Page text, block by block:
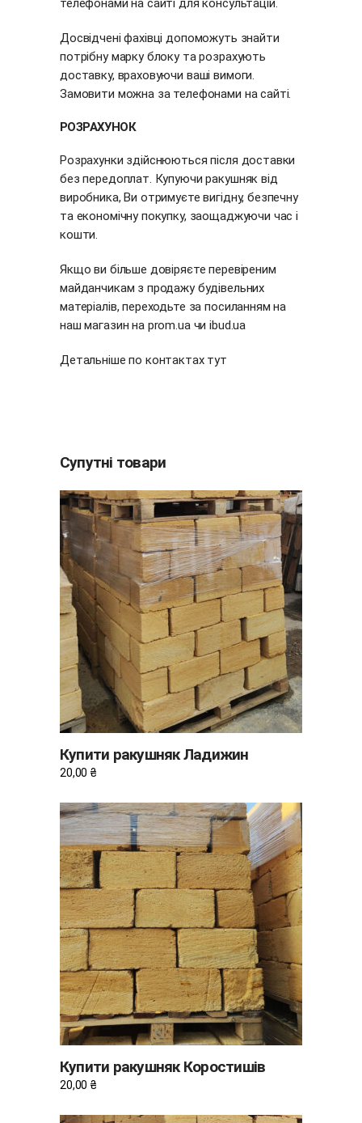
телефонами на сайті для консультацій.
Досвідчені фахівці допоможуть знайти
потрібну марку блоку та розрахують
доставку, враховуючи ваші вимоги.
Замовити можна за телефонами на сайті.
РОЗРАХУНОК
Розрахунки здійснюються після доставки
без передоплат. Купуючи ракушняк від
виробника, Ви отримуєте вигідну, безпечну
та економічну покупку, заощаджуючи час і
кошти.
Якщо ви більше довіряєте перевіреним
майданчикам з продажу будівельних
матеріалів, переходьте за посиланням на
наш магазин на prom.uaчиibud.ua
Детальніше по контактах тут
Супутні товари
ДОДАТИ В КОШИК
Купити ракушняк Ладижин
20,00 ₴
ДОДАТИ В КОШИК
Купити ракушняк Коростишів
20,00 ₴